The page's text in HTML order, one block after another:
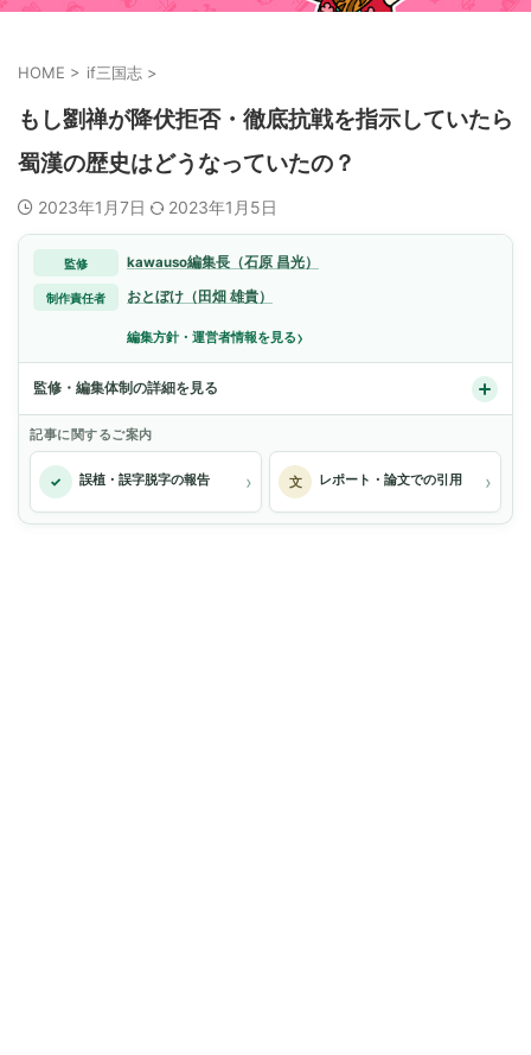
HOME > if三国志 >
もし劉禅が降伏拒否・徹底抗戦を指示していたら
蜀漢の歴史はどうなっていたの？
2023年1月7日 2023年1月5日
監修 kawauso編集長（石原 昌光）
制作責任者 おとぼけ（田畑 雄貴）
編集方針・運営者情報を見る›
監修・編集体制の詳細を見る
記事に関するご案内
✓ 誤植・誤字脱字の報告 › 文 レポート・論文での引用 ›